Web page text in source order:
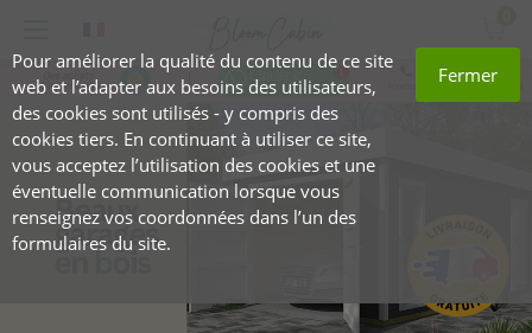
Pour améliorer la qualité du contenu de ce site
web et l’adapter aux besoins des utilisateurs,
des cookies sont utilisés - y compris des
cookies tiers. En continuant à utiliser ce site,
vous acceptez l’utilisation des cookies et une
éventuelle communication lorsque vous
renseignez vos coordonnées dans l’un des
formulaires du site.
Fermer
47 919 22 201
Appelez-nous, nous sommes prêts à